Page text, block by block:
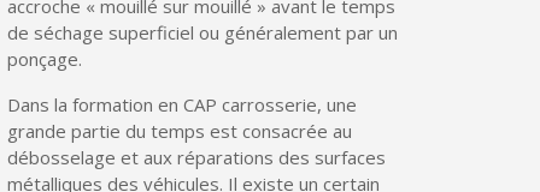
Inscription à la newsletter : 5€ de réduction
accroche « mouillé sur mouillé » avant le temps
de séchage superficiel ou généralement par un
ponçage.
Dans la formation en CAP carrosserie, une
grande partie du temps est consacrée au
débosselage et aux réparations des surfaces
métalliques des véhicules. Il existe un certain